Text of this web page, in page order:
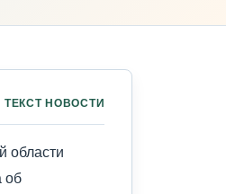
ТЕКСТ НОВОСТИ
области
об